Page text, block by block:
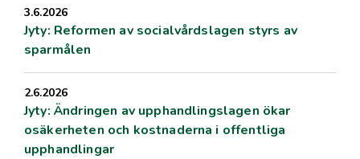
3.6.2026
Jyty: Reformen av socialvårdslagen styrs av
sparmålen
2.6.2026
Jyty: Ändringen av upphandlingslagen ökar
osäkerheten och kostnaderna i offentliga
upphandlingar